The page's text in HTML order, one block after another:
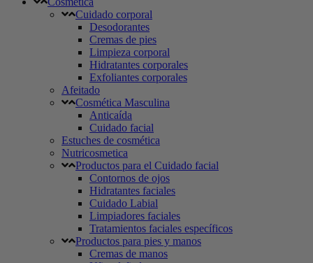
Cuidado corporal
Desodorantes
Cremas de pies
Limpieza corporal
Hidratantes corporales
Exfoliantes corporales
Afeitado
Cosmética Masculina
Anticaída
Cuidado facial
Estuches de cosmética
Nutricosmetica
Productos para el Cuidado facial
Contornos de ojos
Hidratantes faciales
Cuidado Labial
Limpiadores faciales
Tratamientos faciales específicos
Productos para pies y manos
Cremas de manos